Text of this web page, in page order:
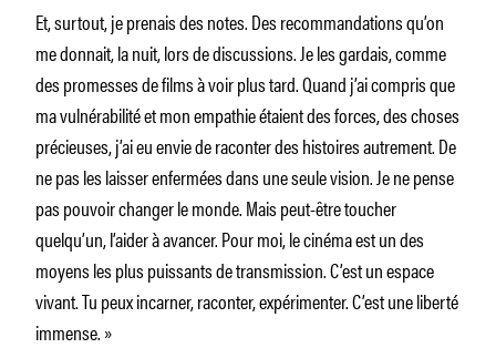
Et, surtout, je prenais des notes. Des recommandations qu’on
me donnait, la nuit, lors de discussions. Je les gardais, comme
des promesses de films à voir plus tard. Quand j’ai compris que
ma vulnérabilité et mon empathie étaient des forces, des choses
précieuses, j’ai eu envie de raconter des histoires autrement. De
ne pas les laisser enfermées dans une seule vision. Je ne pense
pas pouvoir changer le monde. Mais peut-être toucher
quelqu’un, l’aider à avancer. Pour moi, le cinéma est un des
moyens les plus puissants de transmission. C’est un espace
vivant. Tu peux incarner, raconter, expérimenter. C’est une liberté
immense. »